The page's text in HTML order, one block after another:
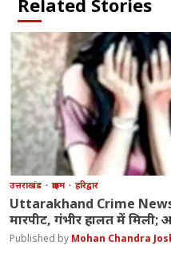
Related Stories
उत्तराखंड क्राइम हरिद्वार
Uttarakhand Crime
मारपीट, गंभीर हालत में मिली;
Mohan Chandra